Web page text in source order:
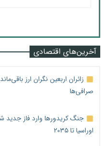
آخرین‌های اقتصادی
زائران اربعین نگران ارز
صرافی‌ها
اوراسیا تا ۲۰۳۵